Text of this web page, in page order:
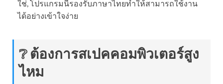
ใช่, โปรแกรมนี้รองรับภาษาไทยทำให้สามารถใช้งาน
ได้อย่างเข้าใจง่าย
❔ ต้องการสเปคคอมพิวเตอร์สูง
ไหม